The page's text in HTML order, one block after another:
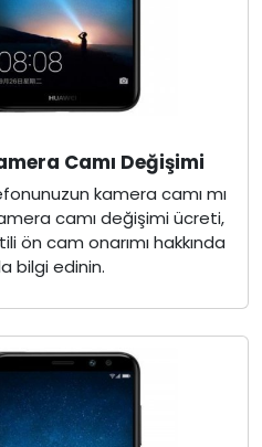
Camı Değişimi
kamera camı mı
camı değişimi ücreti,
ön cam onarımı hakkında
bilgi edinin.